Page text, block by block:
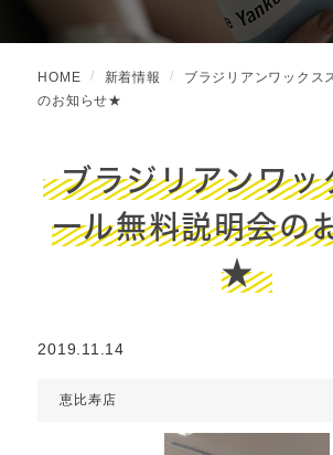
HOME 新着情報
ブラジリアンワックス
のお知らせ★
ブラジリアンワッ
ール無料説明会の
★
2019.11.14
恵比寿店